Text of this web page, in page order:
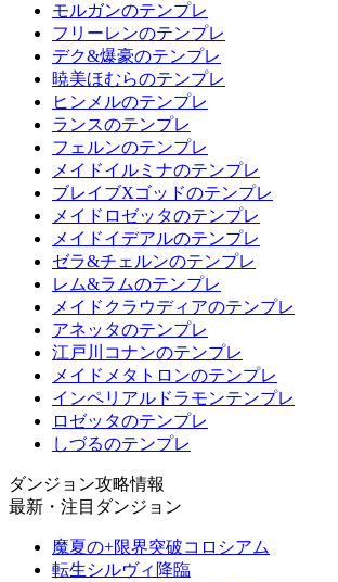
モルガンのテンプレ
フリーレンのテンプレ
デク&爆豪のテンプレ
暁美ほむらのテンプレ
ヒンメルのテンプレ
ランスのテンプレ
フェルンのテンプレ
メイドイルミナのテンプレ
ブレイブXゴッドのテンプレ
メイドロゼッタのテンプレ
メイドイデアルのテンプレ
ゼラ&チェルンのテンプレ
レム&ラムのテンプレ
メイドクラウディアのテンプレ
アネッタのテンプレ
江戸川コナンのテンプレ
メイドメタトロンのテンプレ
インペリアルドラモンテンプレ
ロゼッタのテンプレ
しづるのテンプレ
ダンジョン攻略情報
最新・注目ダンジョン
魔夏の+限界突破コロシアム
転生シルヴィ降臨